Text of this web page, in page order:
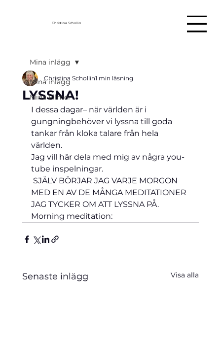
Christina Schollin
Mina inlägg
Mina Filmer
Mina inlägg
LYSSNA!
Christina Schollin1 min läsning
I dessa dagar– när världen är i
gungningbehöver vi lyssna till goda
tankar från kloka talare från hela
världen.
Jag vill här dela med mig av några you-
tube inspelningar.
MED EN AV DE MÅNGA MEDITATIONER
JAG TYCKER OM ATT LYSSNA PÅ.
Morning meditation:
Senaste inlägg Visa alla